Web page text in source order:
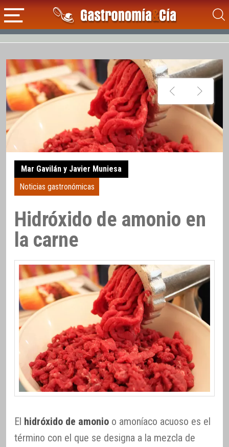
Mar Gavilán y Javier Muniesa
Noticias gastronómicas
Hidróxido de amonio en
la carne
El hidróxido de amonio o amoníaco acuoso es el
término con el que se designa a la mezcla de